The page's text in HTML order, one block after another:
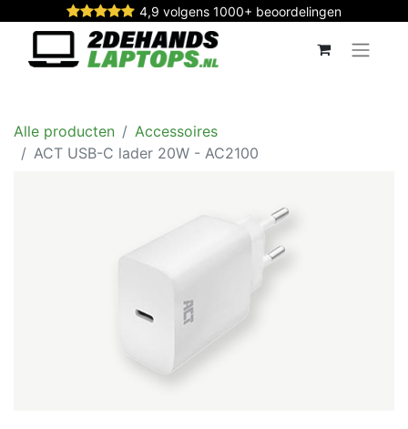
4,9 volgens 1000+ beoordelingen
Alle producten
Accessoires
ACT USB-C lader 20W - AC2100